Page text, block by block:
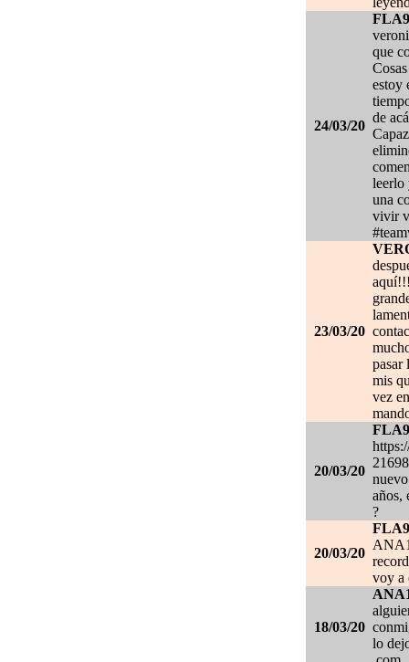
24/03/20
que
estoy
de
leerlo
una
vivir
23/03/20
pasar
mis
vez
20/03/20
años,
?
20/03/20
voy a
18/03/20
lo